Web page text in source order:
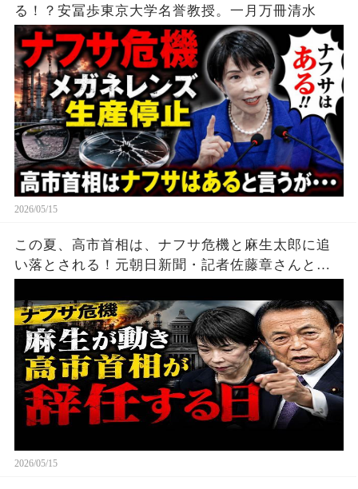
る！？安冨歩東京大学名誉教授。一月万冊清水
2026/05/15
この夏、高市首相は、ナフサ危機と麻生太郎に追
い落とされる！元朝日新聞・記者佐藤章さんと一
2026/05/15